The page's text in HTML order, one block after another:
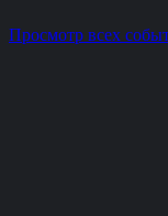
Просмотр всех